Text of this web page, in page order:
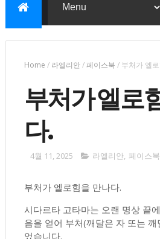
Home / 라엘리안/페이스북 / 부처가 엘
부처가 엘로
다.
4월 11, 2025 라엘리안, 페이스북
부처가 엘로힘을 만나다.
시다르타 고타마는 오랜 명상 끝
음을 얻어 부처(깨달은 자 또는
었습니다.